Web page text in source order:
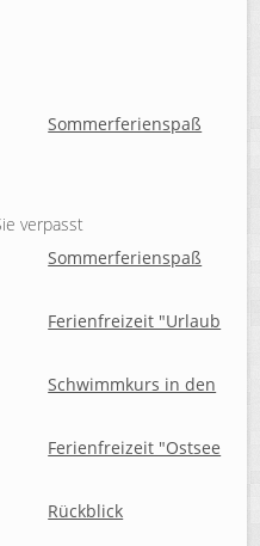
Sommerferienspaß
verpasst
Sommerferienspaß
Ferienfreizeit "Urlaub
Schwimmkurs in den
Ferienfreizeit "Ostsee
Rückblick